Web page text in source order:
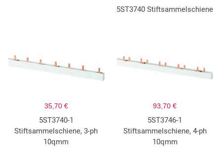
5ST3740 Stiftsammelschiene
35,70 €
5ST3740-1
Stiftsammelschiene, 3-ph
10qmm
93,70 €
5ST3746-1
Stiftsammelschiene, 4-ph
10qmm